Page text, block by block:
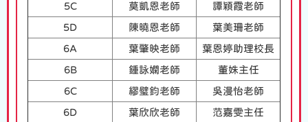
5C 莫凱恩老師 譚穎霞老師
5D 陳曉恩老師 葉美珊老師
6A 葉肇映老師 葉恩婷助理校長
6B 鍾詠嫻老師 董姝主任
6C 繆璧鈞老師 吳漫怡老師
6D 葉欣欣老師 范嘉雯主任